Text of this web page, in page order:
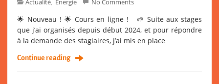
Actualité Energie No Comments
🌟 Nouveau ! 🌟 Cours en ligne ! 🌱 Suite aux stages
que j’ai organisés depuis début 2024, et pour répondre
à la demande des stagiaires, j’ai mis en place
Continue reading